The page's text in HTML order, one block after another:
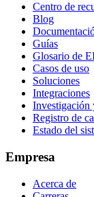
Centro de
Blog
Guías
Glosario de
Casos de uso
Soluciones
Integraciones
Investigación
Registro de
Estado del
Empresa
Acerca de